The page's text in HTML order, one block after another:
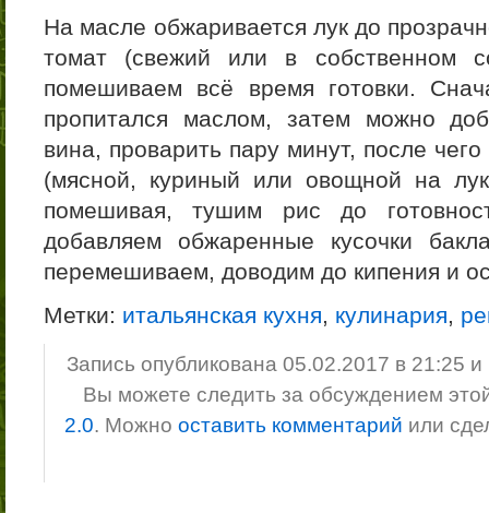
На масле обжаривается лук до
томат (свежий или в собственном
помешиваем всё время готовки.
пропитался маслом, затем можно
вина, проварить пару минут, после
(мясной, куриный или овощной на
помешивая, тушим рис до
добавляем обжаренные кусочки
перемешиваем, доводим до кипения и
Метки: итальянская кухня, кулинария,
Запись опубликована 05.02.2017 в 21:25
Вы можете следить за обсуждением
2.0. Можно оставить комментарий или